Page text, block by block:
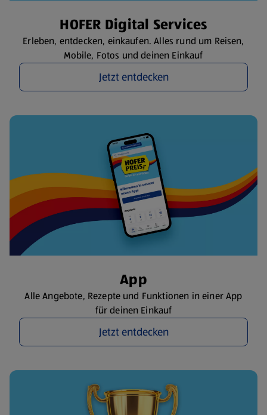
HOFER Digital Services
Erleben, entdecken, einkaufen. Alles rund um Reisen,
Mobile, Fotos und deinen Einkauf
Jetzt entdecken
App
Alle Angebote, Rezepte und Funktionen in einer App
für deinen Einkauf
Jetzt entdecken